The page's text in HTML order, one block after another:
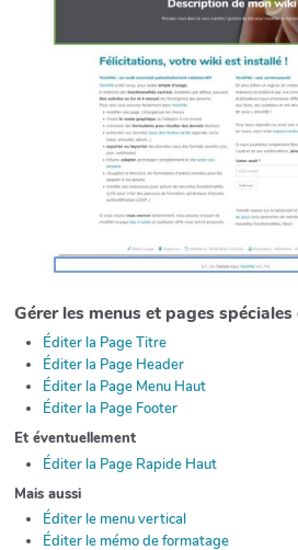
Gérer les menus et pages
Éditer la Page Titre
Éditer la Page Header
Éditer la Page Menu Haut
Éditer la Page Footer
Et éventuellement
Éditer la Page Rapide Haut
Mais aussi
Éditer le menu vertical
Éditer le mémo de formatage